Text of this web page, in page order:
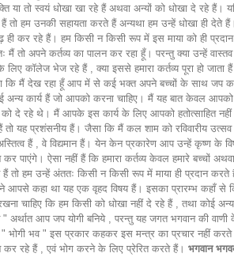
तो स्वयं धोखा खा रहे हैं अथवा अन्यों को धोखा दे रहे हैं।
हम उनकी सहायता करते हैं अन्यथा हम उन्हें धोखा ही देते
कर रहे हैं। हम किसी न किसी रूप में इस माया को ही
तो अपने कर्तव्य का पालन कर रहा हूँ। परन्तु क्या उन्हें
कॉलेज भेज रहे हैं , क्या इससे हमारा कर्तव्य पूरा हो जाता
कि मैं देख रहा हूँ आप में से कई भक्त अपने बच्चों के साथ जप
कार्य हैं जो आपको करना चाहिए। मैं यह बात केवल आपको
दे रहे थे। मैं आपके इस कार्य के लिए आपको हतोत्साहित
तो यह प्रशंसनीय हैं। जैसा कि मैं कल शाम को रविवारीय
हैं , वे विद्यमान हैं। येन केन प्रकारेण आप उन्हें कृष्ण के
ऐसा नहीं हैं कि हमारा कर्तव्य केवल हमारे बच्चों अथवा
हम उन्हें अंततः किसी न किसी रूप में माया ही प्रदान करते
कहा था यह एक वृहद विषय हैं। इसका प्रारम्भ कहाँ से
कि हम किसी को धोखा नहीं दे रहे हैं , तथा कोई
आप जप योगी बनिये , परन्तु यह जगत भगवान की वाणी
भव " इस प्रकार कहकर इस मन्त्र का प्रचार नहीं करते
कर रहे हैं , एवं भोग करने के लिए प्रेरित करते हैं। भगवान